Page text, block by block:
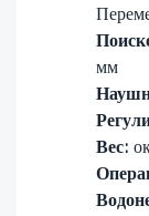
мм
Вес: